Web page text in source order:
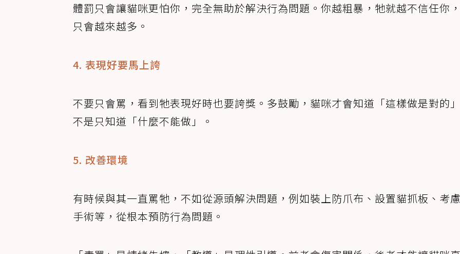
體罰只會讓貓咪更怕你，完全無助於解決行為問題。你越粗暴，牠就越不信任你
只會越來越多。
4. 表現好要馬上誇
不要只會罵，看到牠表現好時也要誇獎。多鼓勵，貓咪才會知道「這樣做是對的
不是只知道「什麼不能做」。
5. 改善環境
有時候與其一直罵牠，不如從源頭解決問題，例如裝上防爪布、設置貓抓板、考
手術等，從根本預防行為問題。